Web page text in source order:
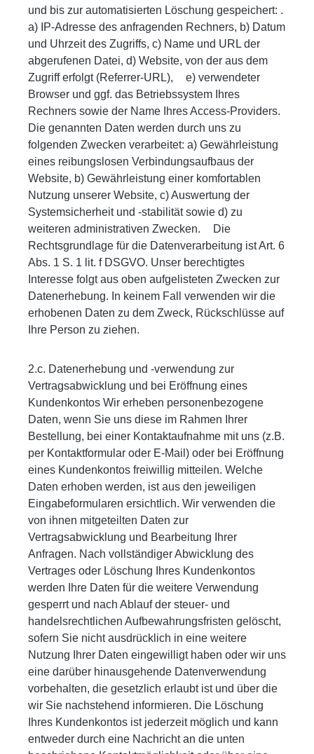
und bis zur automatisierten Löschung gespeichert: .
a) IP-Adresse des anfragenden Rechners, b) Datum
und Uhrzeit des Zugriffs, c) Name und URL der
abgerufenen Datei, d) Website, von der aus dem
Zugriff erfolgt (Referrer-URL), e) verwendeter
Browser und ggf. das Betriebssystem Ihres
Rechners sowie der Name Ihres Access-Providers.
Die genannten Daten werden durch uns zu
folgenden Zwecken verarbeitet: a) Gewährleistung
eines reibungslosen Verbindungsaufbaus der
Website, b) Gewährleistung einer komfortablen
Nutzung unserer Website, c) Auswertung der
Systemsicherheit und -stabilität sowie d) zu
weiteren administrativen Zwecken. Die
Rechtsgrundlage für die Datenverarbeitung ist Art. 6
Abs. 1 S. 1 lit. f DSGVO. Unser berechtigtes
Interesse folgt aus oben aufgelisteten Zwecken zur
Datenerhebung. In keinem Fall verwenden wir die
erhobenen Daten zu dem Zweck, Rückschlüsse auf
Ihre Person zu ziehen.
2.c. Datenerhebung und -verwendung zur
Vertragsabwicklung und bei Eröffnung eines
Kundenkontos Wir erheben personenbezogene
Daten, wenn Sie uns diese im Rahmen Ihrer
Bestellung, bei einer Kontaktaufnahme mit uns (z.B.
per Kontaktformular oder E-Mail) oder bei Eröffnung
eines Kundenkontos freiwillig mitteilen. Welche
Daten erhoben werden, ist aus den jeweiligen
Eingabeformularen ersichtlich. Wir verwenden die
von ihnen mitgeteilten Daten zur
Vertragsabwicklung und Bearbeitung Ihrer
Anfragen. Nach vollständiger Abwicklung des
Vertrages oder Löschung Ihres Kundenkontos
werden Ihre Daten für die weitere Verwendung
gesperrt und nach Ablauf der steuer- und
handelsrechtlichen Aufbewahrungsfristen gelöscht,
sofern Sie nicht ausdrücklich in eine weitere
Nutzung Ihrer Daten eingewilligt haben oder wir uns
eine darüber hinausgehende Datenverwendung
vorbehalten, die gesetzlich erlaubt ist und über die
wir Sie nachstehend informieren. Die Löschung
Ihres Kundenkontos ist jederzeit möglich und kann
entweder durch eine Nachricht an die unten